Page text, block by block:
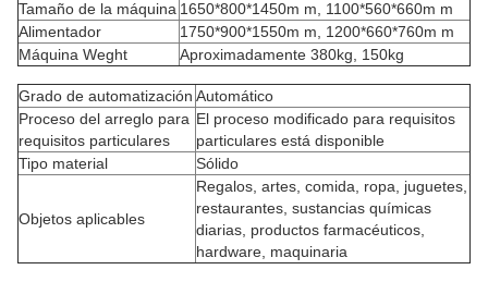
Tamaño de la máquina 1650*800*1450m m, 1100*560*660m m
Alimentador
1750*900*1550m m, 1200*660*760m m
Máquina Weght
Aproximadamente 380kg, 150kg
Grado de automatización Automático
Proceso del arreglo para
requisitos particulares
El proceso modificado para requisitos
particulares está disponible
Tipo material
Sólido
Objetos aplicables
Regalos, artes, comida, ropa, juguetes,
restaurantes, sustancias químicas
diarias, productos farmacéuticos,
hardware, maquinaria